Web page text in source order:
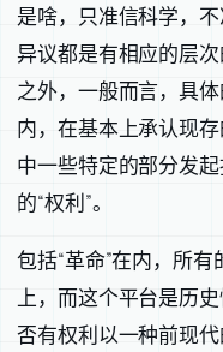
是啥，只准信科学，
异议都是有相应的层
之外，一般而言，具
内，在基本上承认现存
中一些特定的部分发
的“权利”。
包括“革命”在内，所
上，而这个平台是历
否有权利以一种前现